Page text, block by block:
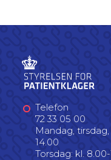
Telefon
72 33 05 00
Mandag,
14.00
Torsdag: kl.